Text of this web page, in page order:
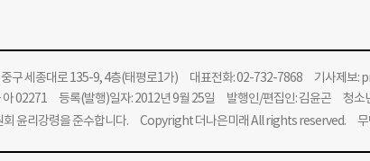
구 세종대로 135-9, 4층(태평로1가) 대표전화: 02-732-7868 기사제보:
아 02271 등록(발행)일자: 2012년 9월 25일 발행인/편집인: 김윤곤 청소
윤리강령을 준수합니다. Copyright 더나은미래 All rights reserved. 무